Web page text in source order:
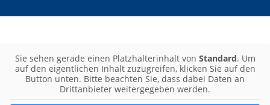
Sie sehen gerade einen Platzhalterinhalt von Standard. Um
auf den eigentlichen Inhalt zuzugreifen, klicken Sie auf den
Button unten. Bitte beachten Sie, dass dabei Daten an
Drittanbieter weitergegeben werden.